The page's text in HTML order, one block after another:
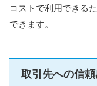
コストで利用できる
できます。
取引先への信